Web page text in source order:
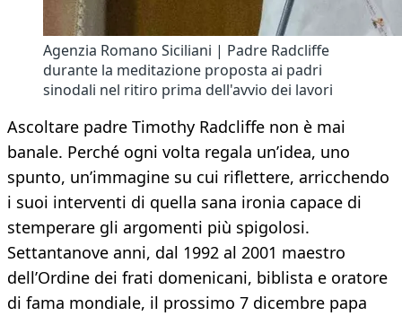
Agenzia Romano Siciliani | Padre Radcliffe
durante la meditazione proposta ai padri
sinodali nel ritiro prima dell'avvio dei lavori
Ascoltare padre Timothy Radcliffe non è mai
banale. Perché ogni volta regala un’idea, uno
spunto, un’immagine su cui riflettere, arricchendo
i suoi interventi di quella sana ironia capace di
stemperare gli argomenti più spigolosi.
Settantanove anni, dal 1992 al 2001 maestro
dell’Ordine dei frati domenicani, biblista e oratore
di fama mondiale, il prossimo 7 dicembre papa